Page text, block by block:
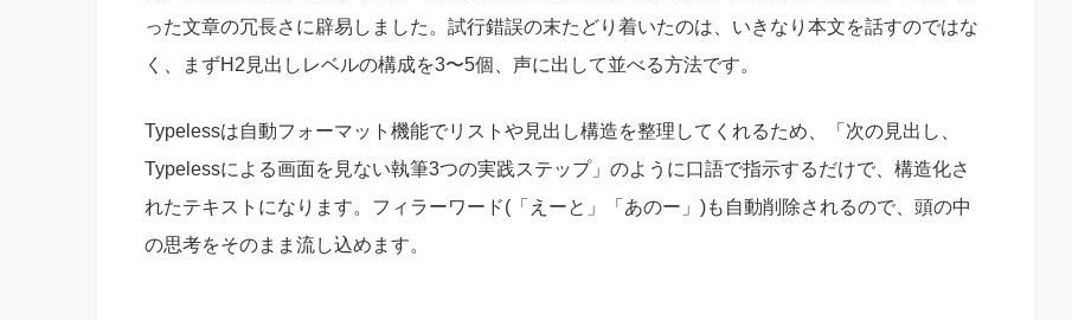
った文章の冗長さに辟易しました。試行錯誤の末たどり着いたのは、いきなり本文を話すのではな
く、まずH2見出しレベルの構成を3〜5個、声に出して並べる方法です。
Typelessは自動フォーマット機能でリストや見出し構造を整理してくれるため、「次の見出し、
Typelessによる画面を見ない執筆3つの実践ステップ」のように口語で指示するだけで、構造化さ
れたテキストになります。フィラーワード(「えーと」「あのー」)も自動削除されるので、頭の中
の思考をそのまま流し込めます。